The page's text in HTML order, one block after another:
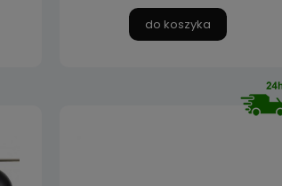
do koszyka